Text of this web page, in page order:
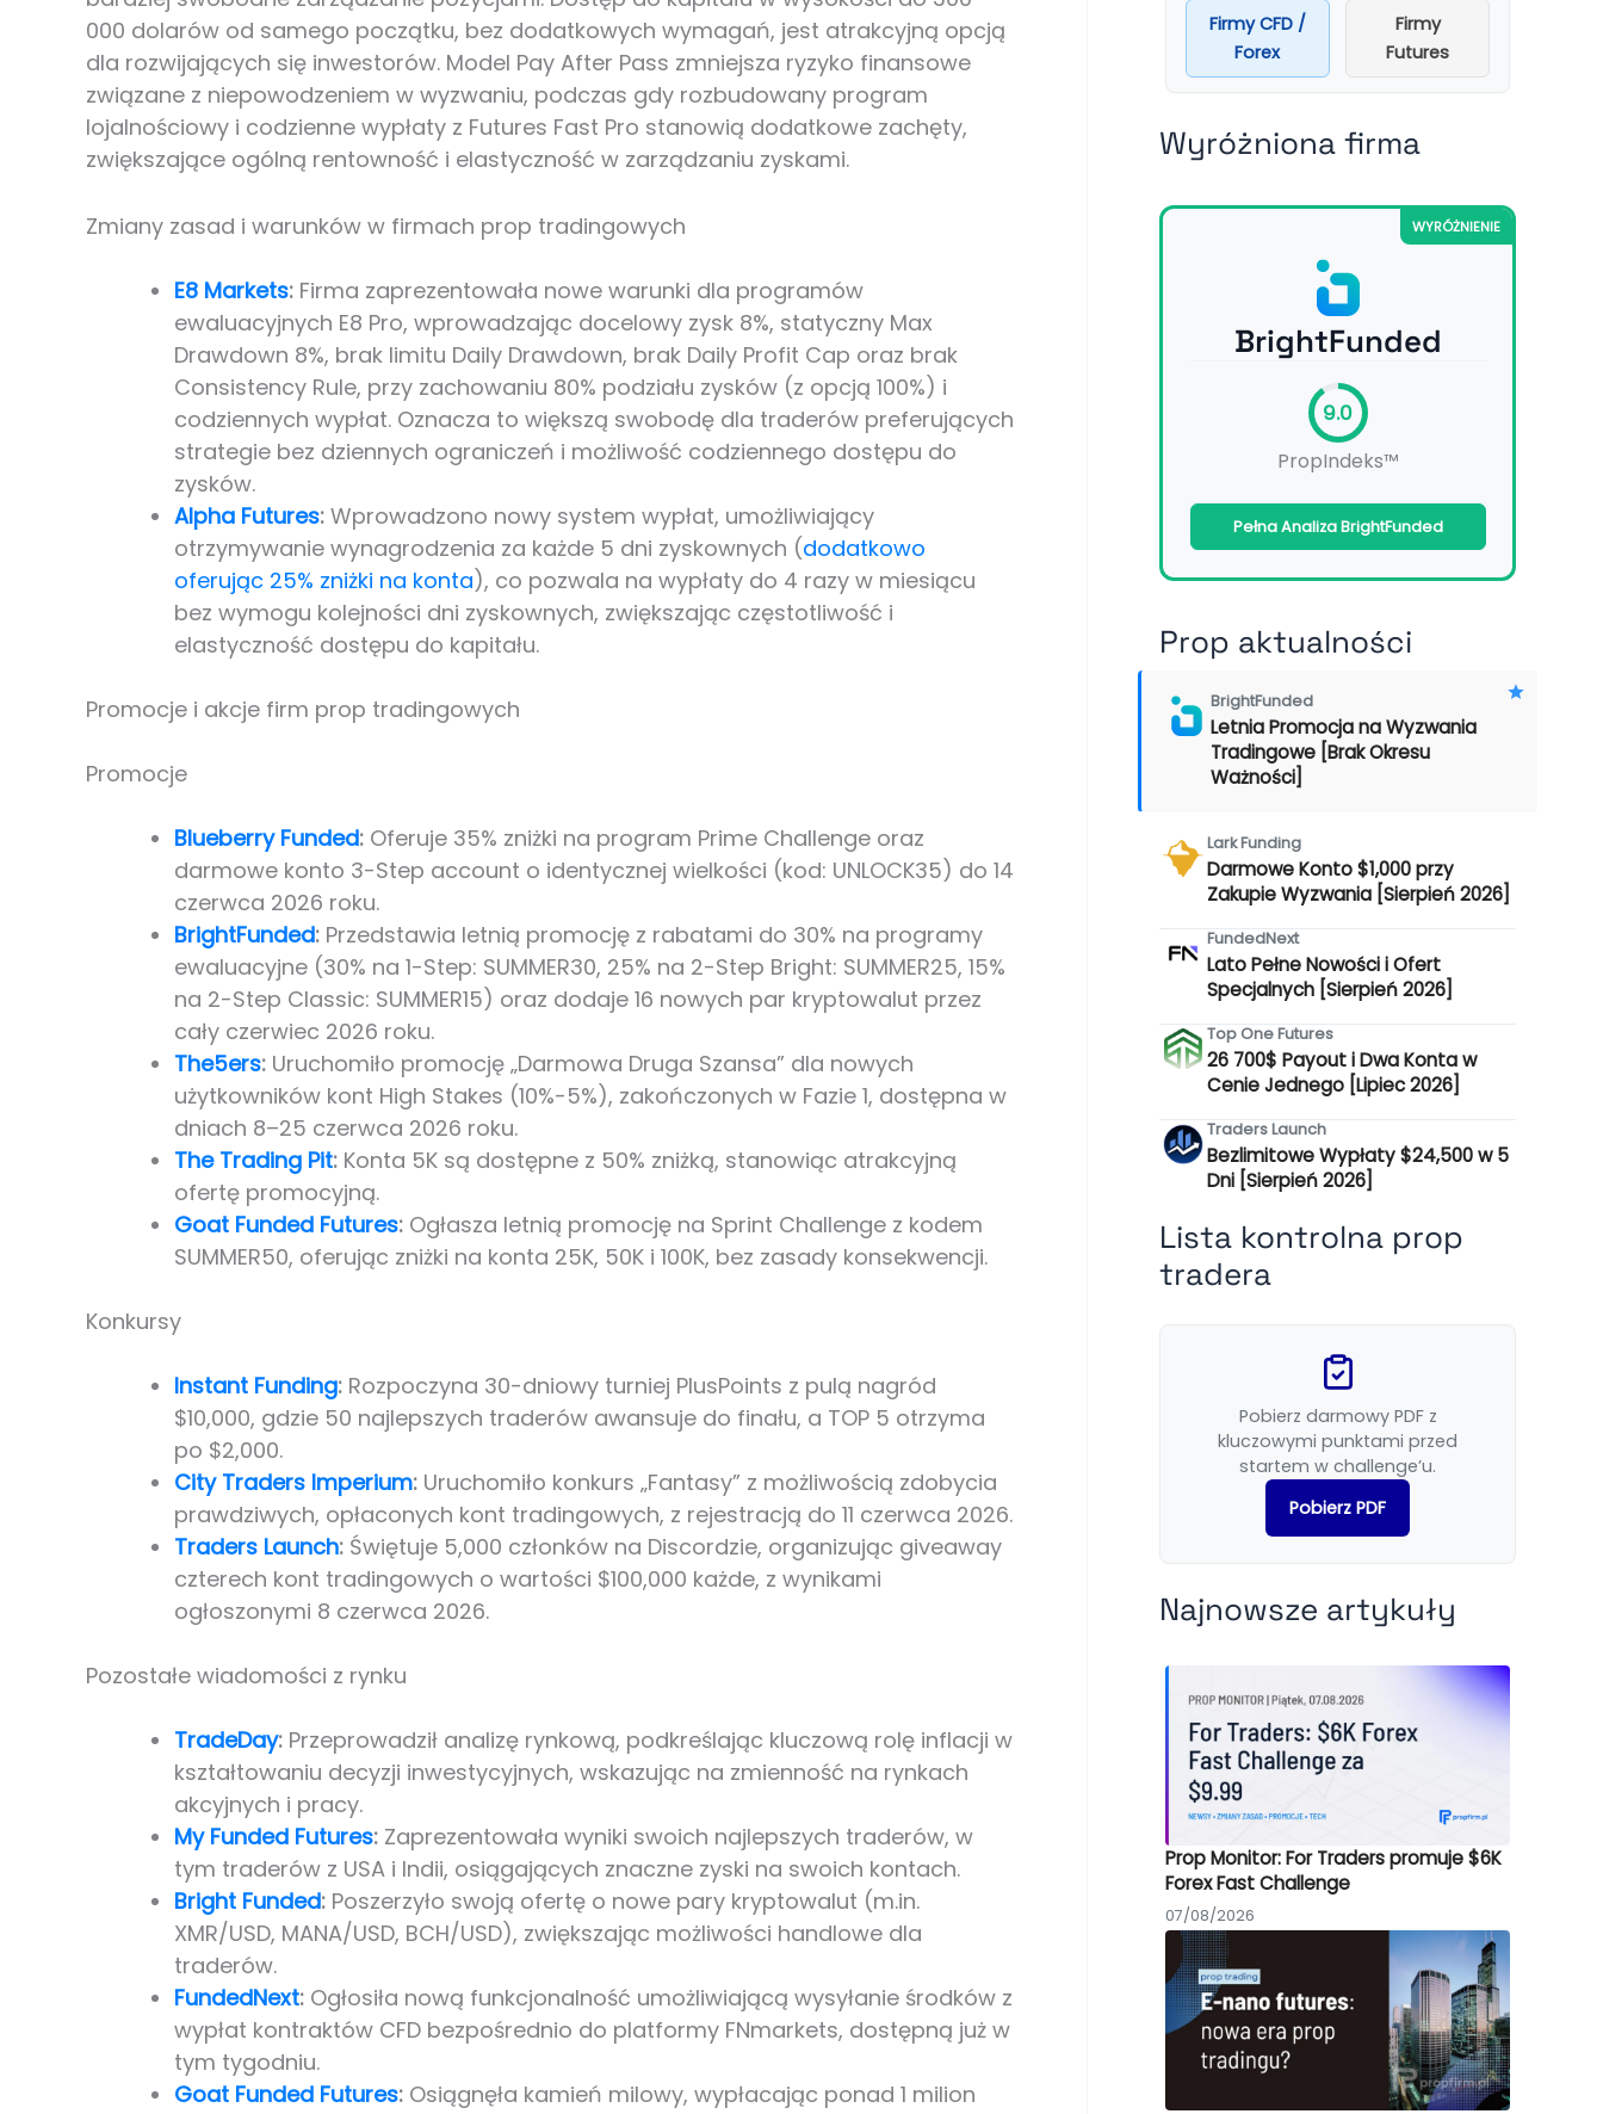
000 dolarów od samego początku, bez dodatkowych wymagań, jest atrakcyjną opcją
dla rozwijających się inwestorów. Model Pay After Pass zmniejsza ryzyko finansowe
związane z niepowodzeniem w wyzwaniu, podczas gdy rozbudowany program
lojalnościowy i codzienne wypłaty z Futures Fast Pro stanowią dodatkowe zachęty,
zwiększające ogólną rentowność i elastyczność w zarządzaniu zyskami.
Zmiany zasad i warunków w firmach prop tradingowych
E8 Markets: Firma zaprezentowała nowe warunki dla programów
ewaluacyjnych E8 Pro, wprowadzając docelowy zysk 8%, statyczny Max
Drawdown 8%, brak limitu Daily Drawdown, brak Daily Profit Cap oraz brak
Consistency Rule, przy zachowaniu 80% podziału zysków (z opcją 100%) i
codziennych wypłat. Oznacza to większą swobodę dla traderów preferujących
strategie bez dziennych ograniczeń i możliwość codziennego dostępu do
zysków.
Alpha Futures: Wprowadzono nowy system wypłat, umożliwiający
otrzymywanie wynagrodzenia za każde 5 dni zyskownych (dodatkowo
oferując 25% zniżki na konta), co pozwala na wypłaty do 4 razy w miesiącu
bez wymogu kolejności dni zyskownych, zwiększając częstotliwość i
elastyczność dostępu do kapitału.
Promocje i akcje firm prop tradingowych
Promocje
Blueberry Funded: Oferuje 35% zniżki na program Prime Challenge oraz
darmowe konto 3-Step account o identycznej wielkości (kod: UNLOCK35) do 14
czerwca 2026 roku.
BrightFunded: Przedstawia letnią promocję z rabatami do 30% na programy
ewaluacyjne (30% na 1-Step: SUMMER30, 25% na 2-Step Bright: SUMMER25, 15%
na 2-Step Classic: SUMMER15) oraz dodaje 16 nowych par kryptowalut przez
cały czerwiec 2026 roku.
The5ers: Uruchomiło promocję „Darmowa Druga Szansa” dla nowych
użytkowników kont High Stakes (10%-5%), zakończonych w Fazie 1, dostępna w
dniach 8–25 czerwca 2026 roku.
The Trading Pit: Konta 5K są dostępne z 50% zniżką, stanowiąc atrakcyjną
ofertę promocyjną.
Goat Funded Futures: Ogłasza letnią promocję na Sprint Challenge z kodem
SUMMER50, oferując zniżki na konta 25K, 50K i 100K, bez zasady konsekwencji.
Konkursy
Instant Funding: Rozpoczyna 30-dniowy turniej PlusPoints z pulą nagród
$10,000, gdzie 50 najlepszych traderów awansuje do finału, a TOP 5 otrzyma
po $2,000.
City Traders Imperium: Uruchomiło konkurs „Fantasy” z możliwością zdobycia
prawdziwych, opłaconych kont tradingowych, z rejestracją do 11 czerwca 2026.
Traders Launch: Świętuje 5,000 członków na Discordzie, organizując giveaway
czterech kont tradingowych o wartości $100,000 każde, z wynikami
ogłoszonymi 8 czerwca 2026.
Pozostałe wiadomości z rynku
TradeDay: Przeprowadził analizę rynkową, podkreślając kluczową rolę inflacji w
kształtowaniu decyzji inwestycyjnych, wskazując na zmienność na rynkach
akcyjnych i pracy.
My Funded Futures: Zaprezentowała wyniki swoich najlepszych traderów, w
tym traderów z USA i Indii, osiągających znaczne zyski na swoich kontach.
Bright Funded: Poszerzyło swoją ofertę o nowe pary kryptowalut (m.in.
XMR/USD, MANA/USD, BCH/USD), zwiększając możliwości handlowe dla
traderów.
FundedNext: Ogłosiła nową funkcjonalność umożliwiającą wysyłanie środków z
wypłat kontraktów CFD bezpośrednio do platformy FNmarkets, dostępną już w
tym tygodniu.
Goat Funded Futures: Osiągnęła kamień milowy, wypłacając ponad 1 milion
Firmy CFD /
Forex
Firmy
Futures
Wyróżniona firma
WYRÓŻNIENIE
BrightFunded
9.0
PropIndeks™
Pełna Analiza BrightFunded
Prop aktualności
BrightFunded
Letnia Promocja na Wyzwania
Tradingowe [Brak Okresu
Ważności]
Lark Funding
Darmowe Konto $1,000 przy
Zakupie Wyzwania [Sierpień 2026]
FundedNext
Lato Pełne Nowości i Ofert
Specjalnych [Sierpień 2026]
Top One Futures
26 700$ Payout i Dwa Konta w
Cenie Jednego [Lipiec 2026]
Traders Launch
Bezlimitowe Wypłaty $24,500 w 5
Dni [Sierpień 2026]
Lista kontrolna prop
tradera
Pobierz darmowy PDF z
kluczowymi punktami przed
startem w challenge’u.
Pobierz PDF
Najnowsze artykuły
Prop Monitor: For Traders promuje $6K
Forex Fast Challenge
07/08/2026